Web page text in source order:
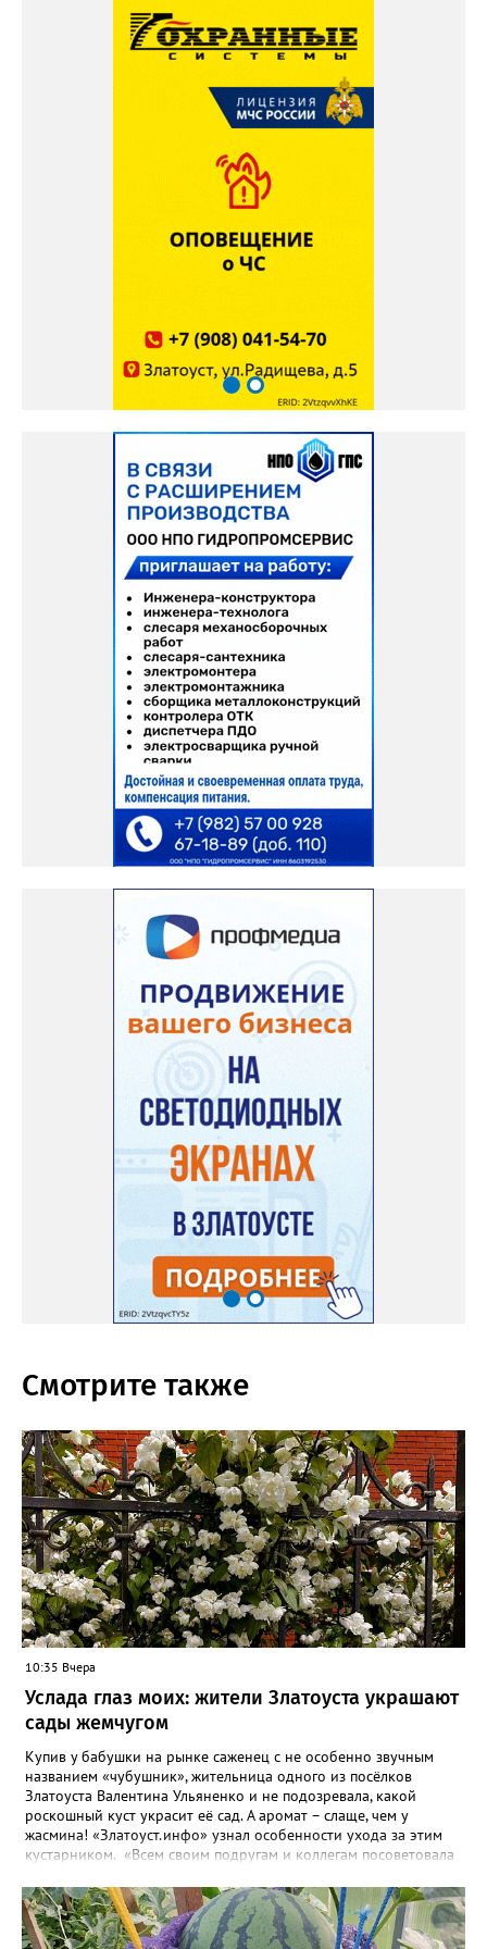
Смотрите также
10:35 Вчера
Услада глаз моих: жители Златоуста украшают
сады жемчугом
Купив у бабушки на рынке саженец с не особенно звучным
названием «чубушник», жительница одного из посёлков
Златоуста Валентина Ульяненко и не подозревала, какой
роскошный куст украсит её сад. А аромат – слаще, чем у
жасмина! «Златоуст.инфо» узнал особенности ухода за этим
кустарником. «Всем своим подругам и коллегам посоветовала
городе всё больше, - рассказала нашему порталу Валентина. – У
меня растёт, на мой взгляд, самый красивый сорт – «Жемчуг».
Моему кусту (на фото) четыре года, достаточно компактный.